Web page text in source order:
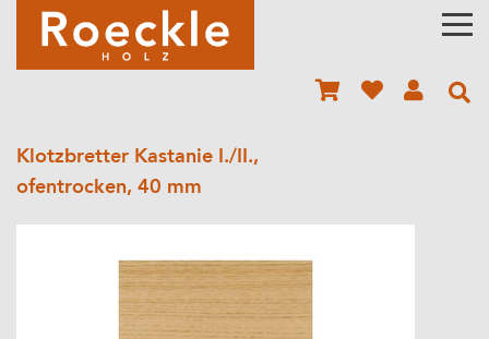
Klotzbretter Kastanie I./II.,
ofentrocken, 40 mm